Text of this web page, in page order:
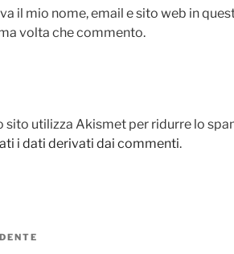
il mio nome, email e sito web in
volta che commento.
sito utilizza Akismet per ridurre lo
i dati derivati dai commenti.